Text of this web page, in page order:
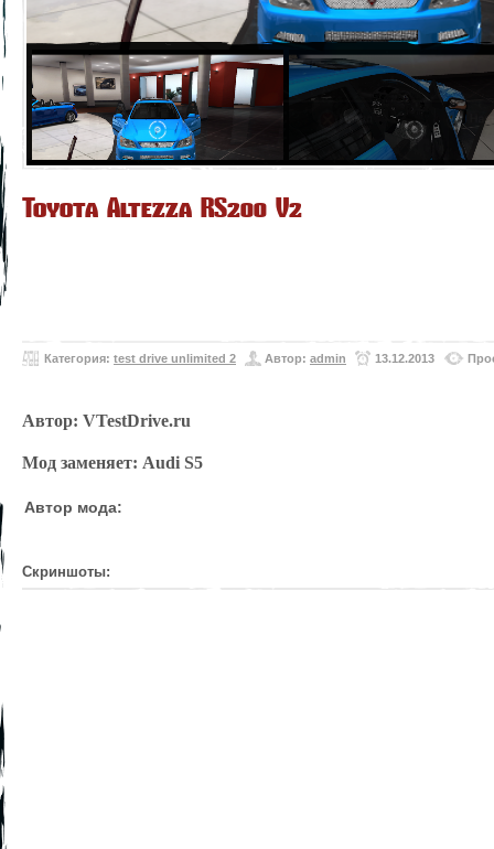
Toyota Altezza RS200 V2
Категория: test drive unlimited 2 Автор: admin 13.12.2013
Автор: VTestDrive.ru
Мод заменяет: Audi S5
Автор мода:
Скриншоты: